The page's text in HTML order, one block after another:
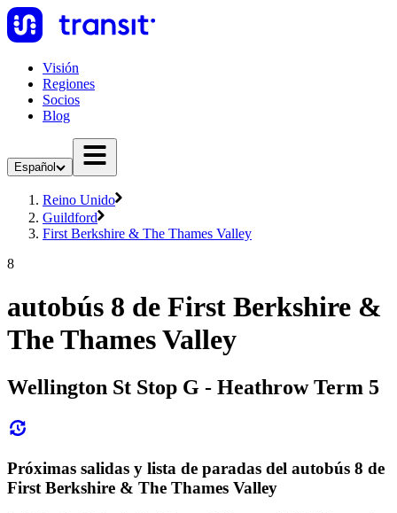
Visión
Regiones
Socios
Blog
Español
Reino Unido
Guildford
First Berkshire & The Thames Valley
8
autobús 8 de First Berkshire &
The Thames Valley
Wellington St Stop G - Heathrow Term 5
Próximas salidas y lista de paradas del autobús 8 de
First Berkshire & The Thames Valley